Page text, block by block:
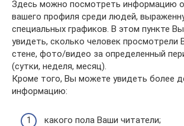
Здесь можно посмотреть информацию о
вашего профиля среди людей,
специальных графиков. В этом пункте
увидеть, сколько человек просмотрели
стене, фото/видео за определенный
(сутки, неделя, месяц).
Кроме того, Вы можете увидеть более
информацию:
какого пола Ваши читатели;